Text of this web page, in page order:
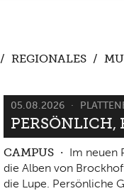
/ REGIONALES /
05.08.2026
PERSÖNLICH,
CAMPUS
Im neuen
die Alben von
die Lupe. Persönliche